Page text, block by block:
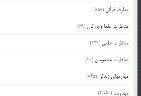
معارف قرآنی (855)
مناظرات علما و بزرگان(79)
مناظرات علمی (139)
مناظرات معصومین (60)
مهارتهای زندگی (845)
مهدویت (2,150)